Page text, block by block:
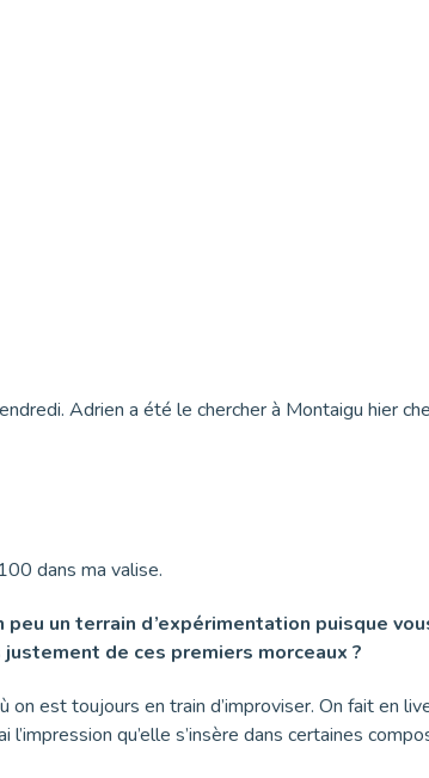
Adrien a été le chercher à Montaigu hier
dans ma valise.
un terrain d’expérimentation puisque
de ces premiers morceaux ?
est toujours en train d’improviser. On fait en
qu’elle s’insère dans certaines